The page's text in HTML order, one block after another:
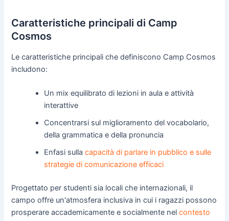
Caratteristiche principali di Camp
Cosmos
Le caratteristiche principali che definiscono Camp Cosmos
includono:
Un mix equilibrato di lezioni in aula e attività
interattive
Concentrarsi sul miglioramento del vocabolario,
della grammatica e della pronuncia
Enfasi sullacapacità di parlare in pubblico e sulle
strategie di comunicazione efficaci
Progettato per studenti sia locali che internazionali, il
campo offre un'atmosfera inclusiva in cui i ragazzi possono
prosperare accademicamente e socialmente nelcontesto